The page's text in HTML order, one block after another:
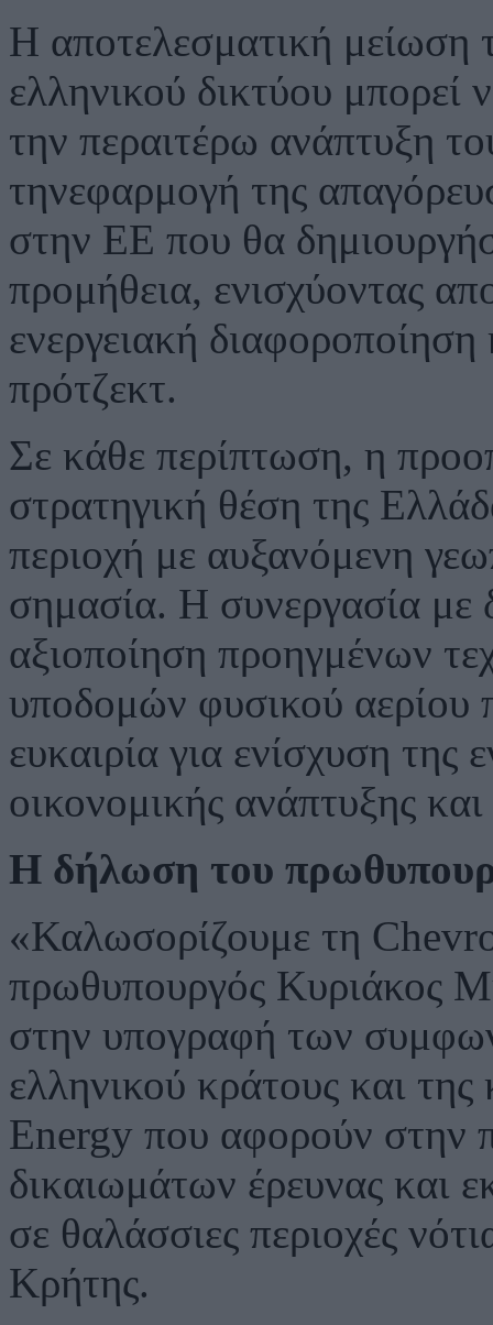
Η αποτελεσματική μείωση
ελληνικού δικτύου μπορεί
την περαιτέρω ανάπτυξη
τηνεφαρμογή της
στην ΕΕ που θα
προμήθεια, ενισχύοντας
ενεργειακή
πρότζεκτ.
Σε κάθε περίπτωση, η
στρατηγική θέση της
περιοχή με αυξανόμενη
σημασία. Η συνεργασία με
αξιοποίηση προηγμένων
υποδομών φυσικού αερίου
ευκαιρία για ενίσχυση της
οικονομικής ανάπτυξης
Η δήλωση του
«Καλωσορίζουμε τη
πρωθυπουργός Κυριάκος
στην υπογραφή των
ελληνικού κράτους και
Energy που αφορούν στην
δικαιωμάτων έρευνας και
σε θαλάσσιες περιοχές
Κρήτης.